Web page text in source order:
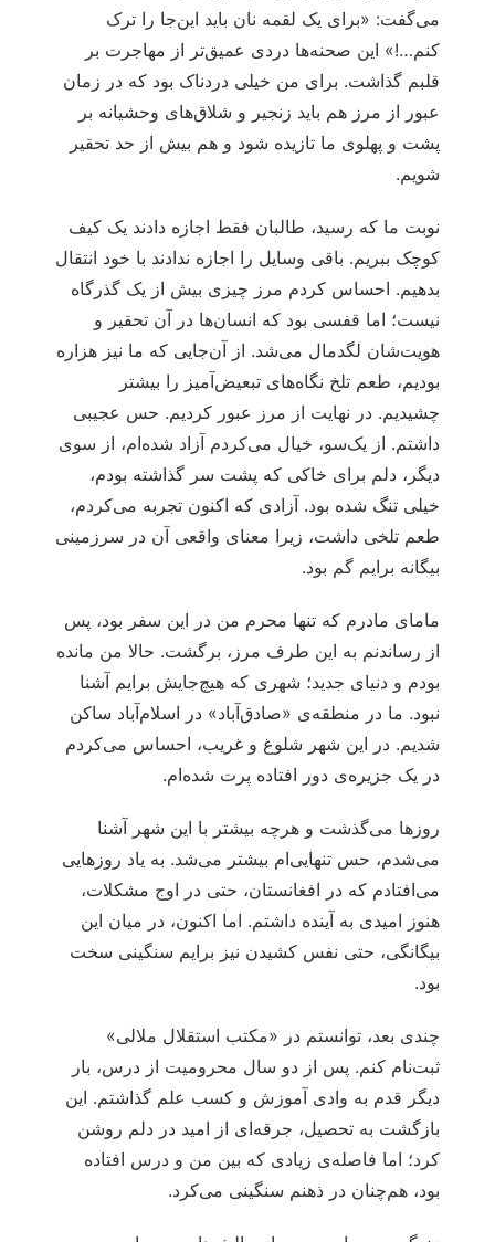
می‌گفت: «برای یک لقمه نان باید این‌جا را ترک
کنم…!» این صحنه‌ها دردی عمیق‌تر از مهاجرت بر
قلبم گذاشت. برای من خیلی دردناک بود که در زمان
عبور از مرز هم باید زنجیر و شلاق‌های وحشیانه بر
پشت و پهلوی ما تازیده شود و هم بیش از حد تحقیر
شویم.
نوبت ما که رسید، طالبان فقط اجازه دادند یک کیف
کوچک ببریم. باقی وسایل را اجازه ندادند با خود انتقال
بدهیم. احساس کردم مرز چیزی بیش از یک گذرگاه
نیست؛ اما قفسی بود که انسان‌ها در آن تحقیر و
هویت‌شان لگدمال می‌شد. از آن‌جایی که ما نیز هزاره
بودیم، طعم تلخ نگاه‌های تبعیض‌آمیز را بیشتر
چشیدیم. در نهایت از مرز عبور کردیم. حس عجیبی
داشتم. از یک‌سو، خیال می‌کردم آزاد شده‌ام، از سوی
دیگر، دلم برای خاکی که پشت سر گذاشته بودم،
خیلی تنگ شده بود. آزادی که اکنون تجربه می‌کردم،
طعم تلخی داشت، زیرا معنای واقعی آن در سرزمینی
بیگانه برایم گم بود.
مامای مادرم که تنها محرم من در این سفر بود، پس
از رساندنم به این طرف مرز، برگشت. حالا من مانده
بودم و دنیای جدید؛ شهری که هیچ‌جایش برایم آشنا
نبود. ما در منطقه‌ی «صادق‌آباد» در اسلام‌آباد ساکن
شدیم. در این شهر شلوغ و غریب، احساس می‌کردم
در یک جزیره‌ی دور افتاده‌ پرت شده‌ام.
روزها می‌گذشت و هرچه بیشتر با این شهر آشنا
می‌شدم، حس تنهایی‌ام بیشتر می‌شد. به یاد روزهایی
می‌افتادم که در افغانستان، حتی در اوج مشکلات،
هنوز امیدی به آینده داشتم. اما اکنون، در میان این
بیگانگی، حتی نفس کشیدن نیز برایم سنگینی سخت
بود.
چندی بعد، توانستم در «مکتب استقلال ملالی»
ثبت‌نام کنم. پس از دو سال محرومیت از درس، بار
دیگر قدم به وادی آموزش و کسب علم گذاشتم. این
بازگشت به تحصیل، جرقه‌ای از امید در دلم روشن
کرد؛ اما فاصله‌ی زیادی که بین من و درس افتاده
بود، هم‌چنان در ذهنم سنگینی می‌کرد.